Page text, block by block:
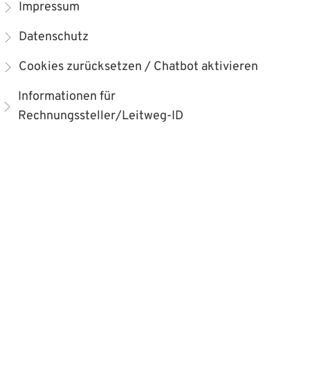
Impressum
Datenschutz
Cookies zurücksetzen / Chatbot aktivieren
Informationen für
Rechnungssteller/Leitweg-ID